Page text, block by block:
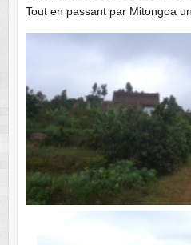
Tout en passant par Mitongoa